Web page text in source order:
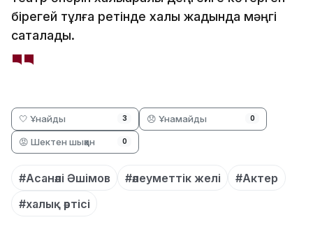
бірегей тұлға ретінде халық жадында мәңгі
сақталады.
🤍 Ұнайды 3 😞 Ұнамайды 0
😡 Шектен шыққан 0
#Асанәлі Әшімов #әлеуметтік желі
#Актер
#халық әртісі